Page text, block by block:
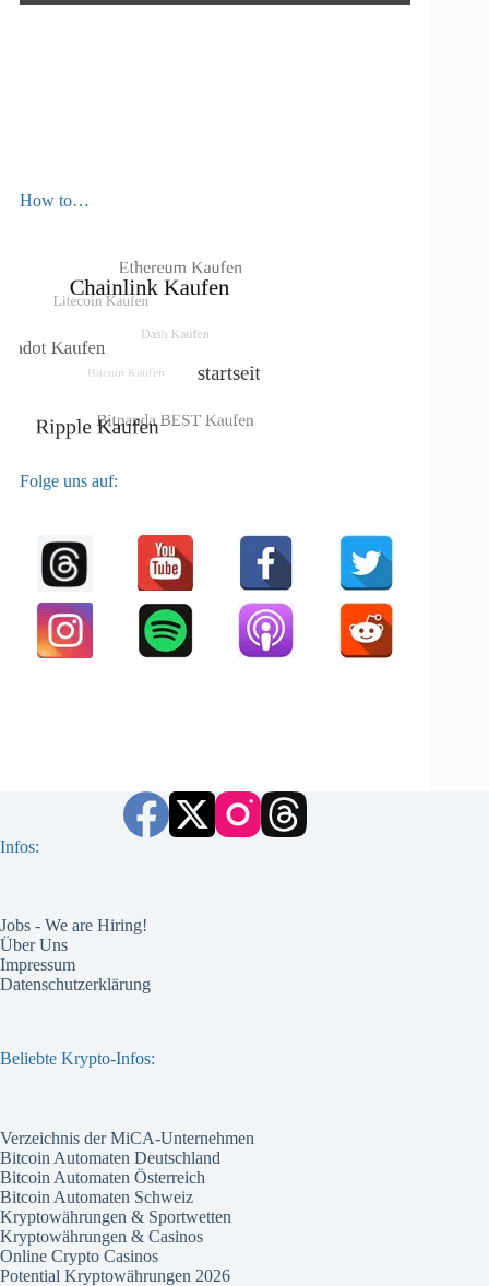
How to…
Folge uns auf:
Infos:
Jobs - We are Hiring!
Über Uns
Impressum
Datenschutzerklärung
Beliebte Krypto-Infos:
Verzeichnis der MiCA-Unternehmen
Bitcoin Automaten Deutschland
Bitcoin Automaten Österreich
Bitcoin Automaten Schweiz
Kryptowährungen & Sportwetten
Kryptowährungen & Casinos
Online Crypto Casinos
Potential Kryptowährungen 2026